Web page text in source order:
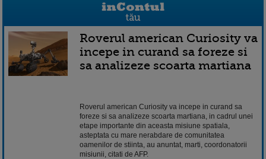
Roverul american Curiosity va
incepe in curand sa foreze si
sa analizeze scoarta martiana
Roverul american Curiosity va incepe in curand sa
foreze si sa analizeze scoarta martiana, in cadrul unei
etape importante din aceasta misiune spatiala,
asteptata cu mare nerabdare de comunitatea
oamenilor de stiinta, au anuntat, marti, coordonatorii
misiunii, citati de AFP.